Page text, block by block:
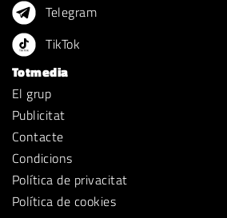
Telegram
TikTok
Totmedia
El grup
Publicitat
Contacte
Condicions
Política de privacitat
Política de cookies